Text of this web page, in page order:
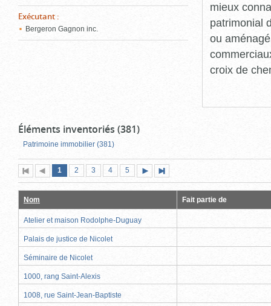
Exécutant :
Bergeron Gagnon inc.
mieux
patrimonial
ou
croix de
Éléments inventoriés (381)
Patrimoine immobilier (381)
Première
page
Page
précédente
Page
1 (page
actuelle)
Page
2 Page
3 Page
4 Page
5
suivante
page
Nom Fait partie de
Atelier et maison Rodolphe-Duguay
Palais de justice de Nicolet
Séminaire de Nicolet
1000, rang Saint-Alexis
1008, rue Saint-Jean-Baptiste